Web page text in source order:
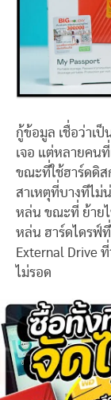
กู้ข้อมูล เชื่อว่าเ
เจอ แต่หลายคน
ขณะที่ใช้ฮาร์ดดิส
สาเหตุที่บางทีไม่
หล่น ขณะที่ ย้าย
หล่น ฮาร์ดไดรฟ์
External Drive
ไม่รอด